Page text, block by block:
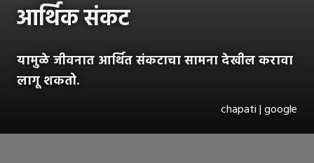
आर्थिक संकट
यामुळे जीवनात आर्थित संकटाचा सामना देखील करावा
लागू शकतो.
chapati | google